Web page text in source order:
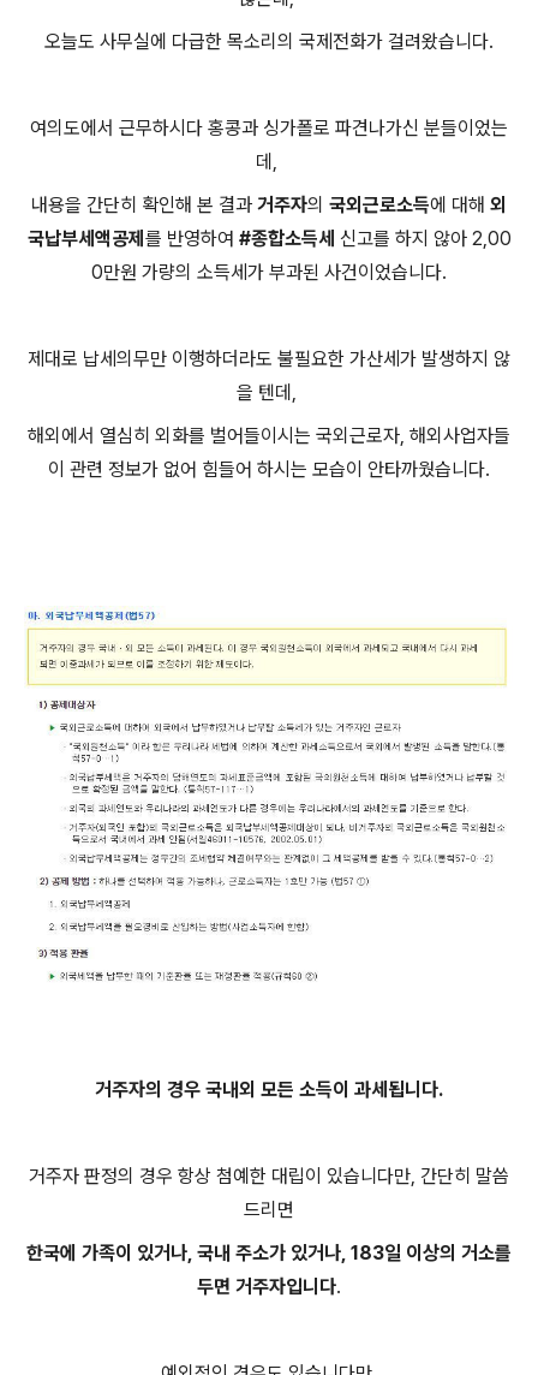
오늘도 사무실에 다급한 목소리의 국제전화가 걸려왔습니다.
여의도에서 근무하시다 홍콩과 싱가폴로 파견나가신 분들이었는
데,
내용을 간단히 확인해 본 결과 거주자의 국외근로소득에 대해 외
국납부세액공제 를 반영하여 #종합소득세 신고를 하지 않아 2,00
0만원 가량의 소득세가 부과된 사건이었습니다.
제대로 납세의무만 이행하더라도 불필요한 가산세가 발생하지 않
을 텐데,
해외에서 열심히 외화를 벌어들이시는 국외근로자, 해외사업자들
이 관련 정보가 없어 힘들어 하시는 모습이 안타까웠습니다.
거주자의 경우 국내외 모든 소득이 과세됩니다.
거주자 판정의 경우 항상 첨예한 대립이 있습니다만, 간단히 말씀
드리면
한국에 가족이 있거나, 국내 주소가 있거나, 183일 이상의 거소를
두면 거주자입니다.